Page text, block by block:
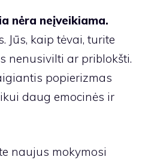
nėra neįveikiama.
Jūs, kaip tėvai, turite
nenusivilti ar priblokšti.
popierizmas
daug emocinės ir
naujus mokymosi